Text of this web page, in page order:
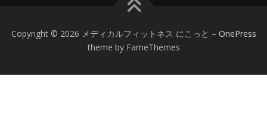
Copyright © 2026 メディカルフィットネス にこっと – OnePress
theme by FameThemes